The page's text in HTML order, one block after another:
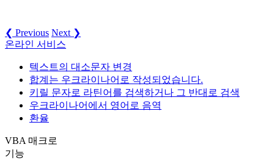
❮ Previous Next ❯
온라인 서비스
텍스트의 대소문자 변경
합계는 우크라이나어로 작성되었습니다.
키릴 문자로 라틴어를 검색하거나 그 반대로 검색
우크라이나어에서 영어로 음역
환율
VBA 매크로
기능